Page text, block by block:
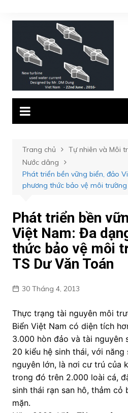
đến
Trang chủ
Tự nhiên và Môi
Nước dâng
Phát triển bền vững biển, đảo
phương thức bảo vệ môi
Phát triển bền
Việt Nam: Đa
thức bảo vệ môi
TS Dư Văn Toán
30 Tháng 4, 2013
Thực trạng tài nguyên môi
Biển Việt Nam có diện tích
3.000 hòn đảo và tài nguyên
20 kiểu hệ sinh thái, với
nguyên lớn, là nơi cư trú của
trong đó trên 2.000 loài cá,
sinh thái rạn san hô, thảm cỏ
mặn.